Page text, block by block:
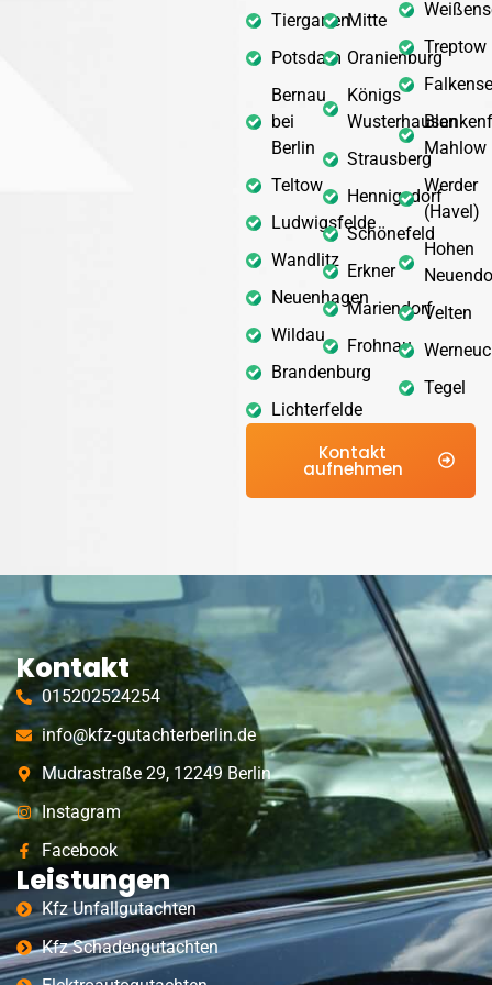
Tiergarten
Potsdam
Bernau
bei
Berlin
Teltow
Ludwigsfelde
Wandlitz
Neuenhagen
Wildau
Brandenburg
Lichterfelde
Mitte
Oranienburg
Königs
Wusterhausen
Strausberg
Hennigsdorf
Schönefeld
Erkner
Mariendorf
Frohnau
Treptow
Mahlow
Werder
(Havel)
Hohen
Velten
Tegel
Kontakt
aufnehmen
Kontakt
015202524254
info@kfz-gutachterberlin.de
Mudrastraße 29, 12249 Berlin
Instagram
Facebook
Leistungen
Kfz Unfallgutachten
Kfz Schadengutachten